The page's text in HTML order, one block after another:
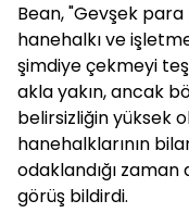
Bean, "Gevşek
hanehalkı ve
şimdiye çekmeyi
akla yakın, ancak
belirsizliğin yüksek
hanehalklarının
odaklandığı
görüş bildirdi.